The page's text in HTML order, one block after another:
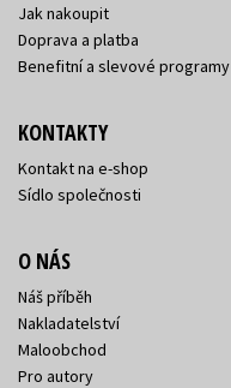
Jak nakoupit
Doprava a platba
Benefitní a slevové programy
KONTAKTY
Kontakt na e-shop
Sídlo společnosti
O NÁS
Náš příběh
Nakladatelství
Maloobchod
Pro autory